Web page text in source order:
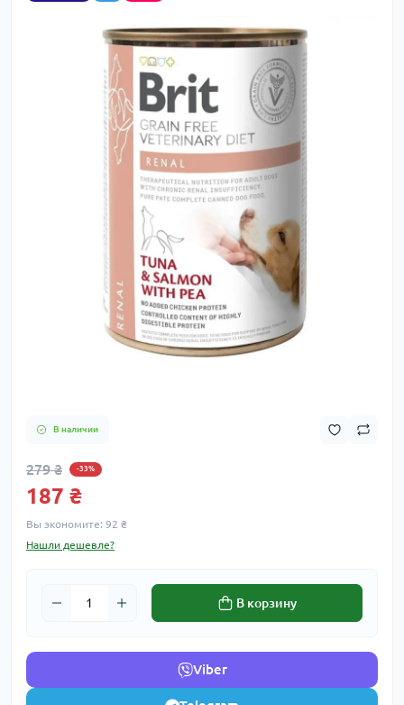
В наличии
279 ₴ -33%
187 ₴
Вы экономите: 92 ₴
Нашли дешевле?
В корзину
Viber